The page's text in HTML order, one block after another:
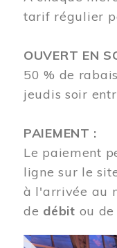
tarif régulier
OUVERT EN
50 % de
jeudis soir
PAIEMENT :
Le paiement
ligne sur le
à l'arrivée au
de débit ou de
Image